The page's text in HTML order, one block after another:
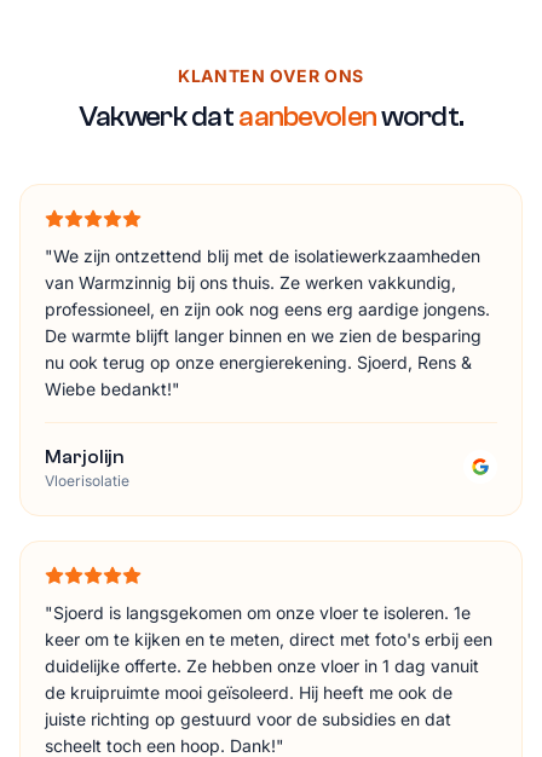
KLANTEN OVER ONS
Vakwerk dataanbevolenwordt.
"We zijn ontzettend blij met de isolatiewerkzaamheden
van Warmzinnig bij ons thuis. Ze werken vakkundig,
professioneel, en zijn ook nog eens erg aardige jongens.
De warmte blijft langer binnen en we zien de besparing
nu ook terug op onze energierekening. Sjoerd, Rens &
Wiebe bedankt!"
Marjolijn
Vloerisolatie
"Sjoerd is langsgekomen om onze vloer te isoleren. 1e
keer om te kijken en te meten, direct met foto's erbij een
duidelijke offerte. Ze hebben onze vloer in 1 dag vanuit
de kruipruimte mooi geïsoleerd. Hij heeft me ook de
juiste richting op gestuurd voor de subsidies en dat
scheelt toch een hoop. Dank!"